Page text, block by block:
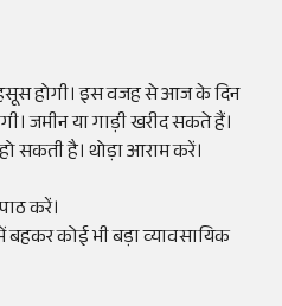
होगी। इस वजह से आज के दिन
जमीन या गाड़ी खरीद सकते हैं।
सकती है। थोड़ा आराम करें।
करें।
कोई भी बड़ा व्यावसायिक